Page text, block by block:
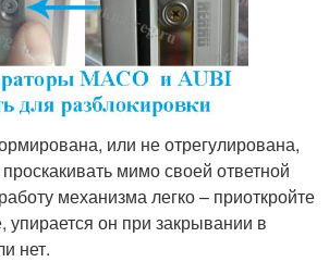
или не отрегулирована,
мимо своей ответной
механизма легко – приоткройте
упирается он при закрывании в
нет.